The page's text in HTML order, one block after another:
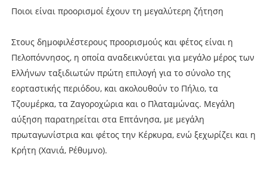
Ποιοι είναι προορισμοί έχουν τη μεγαλύτερη ζήτηση
Στους δημοφιλέστερους προορισμούς και φέτος είναι η
Πελοπόννησος, η οποία αναδεικνύεται για μεγάλο μέρος των
Ελλήνων ταξιδιωτών πρώτη επιλογή για το σύνολο της
εορταστικής περιόδου, και ακολουθούν το Πήλιο, τα
Τζουμέρκα, τα Ζαγοροχώρια και ο Πλαταμώνας. Μεγάλη
αύξηση παρατηρείται στα Επτάνησα, με μεγάλη
πρωταγωνίστρια και φέτος την Κέρκυρα, ενώ ξεχωρίζει και η
Κρήτη (Χανιά, Ρέθυμνο).